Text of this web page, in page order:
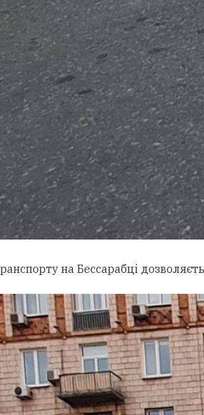
на Бессарабці